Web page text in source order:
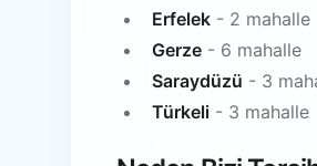
Erfelek - 2 mahalle
Gerze - 6 mahalle
Saraydüzü - 3
Türkeli - 3 mahalle